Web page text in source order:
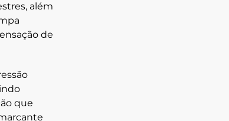
, além
de
que